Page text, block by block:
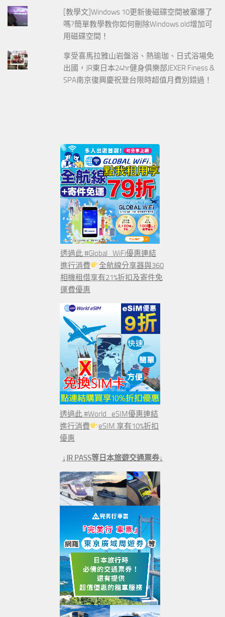
[教學文]Windows 10更新後磁碟空間被塞爆了
嗎?簡單教學教你如何刪除Windows.old增加可
用磁碟空間！
享受喜馬拉雅山岩盤浴、熱瑜珈、日式浴場免
出國，JR東日本24hr健身俱樂部JEXER Finess &
SPA南京復興慶祝登台限時超值月費別錯過！
透過此 #Global_WiFi優惠連結
進行消費
全航線分享器與360
相機租借享有21%折扣及寄件免
運費優惠
透過此 #World_eSIM優惠連結
進行消費
eSIM 享有10%折扣
優惠
↓JR PASS等日本旅遊交通票券↓